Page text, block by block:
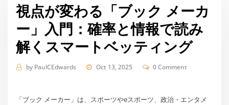
視点が変わる「ブック メーカ
ー」入門：確率と情報で読み
解くスマートベッティング
by PaulCEdwards Oct 13, 2025 0 Comment
「ブック メーカー」は、スポーツやeスポーツ、政治・エンタメ